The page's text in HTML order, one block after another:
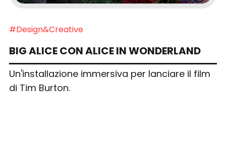
#Design&Creative
BIG ALICE CON ALICE IN WONDERLAND
Un'installazione immersiva per lanciare il film
di Tim Burton.